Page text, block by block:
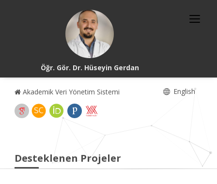
Öğr. Gör. Dr. Hüseyin Gerdan
Akademik Veri Yönetim Sistemi English
Desteklenen Projeler